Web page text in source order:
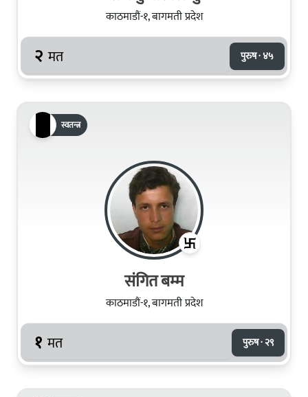
काठमाडौं-१, बागमती प्रदेश
२ मत पुरुष · ४५
स्वतन्त्र
संगित बम्म
काठमाडौं-१, बागमती प्रदेश
१ मत पुरुष · २९